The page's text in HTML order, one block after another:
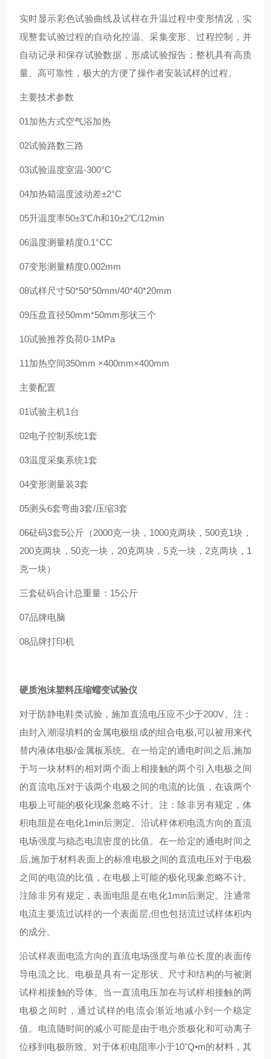
实时显示彩色试验曲线及试样在升温过程中变形情况，实
现整套试验过程的自动化控温、采集变形、过程控制，并
自动记录和保存试验数据，形成试验报告；整机具有高质
量、高可靠性，极大的方便了操作者安装试样的过程。
主要技术参数
01加热方式空气浴加热
02试验路数三路
03试验温度室温-300°C
04加热箱温度波动差±2°C
05升温度率50±3℃/h和10±2℃/12min
06温度测量精度0.1°CC
07变形测量精度0.002mm
08试样尺寸50*50*50mm/40*40*20mm
09压盘直径50mm*50mm形状三个
10试验推荐负荷0-1MPa
11加热空间350mm ×400mm×400mm
主要配置
01试验主机1台
02电子控制系统1套
03温度采集系统1套
04变形测量装3套
05测头6套弯曲3套/压缩3套
06砝码3套5公斤（2000克一块，1000克两块，500克1块，
200克两块，50克一块，20克两块，5克一块，2克两块，1
克一块）
三套砝码合计总重量：15公斤
07品牌电脑
08品牌打印机
硬质泡沫塑料压缩蠕变试验仪
对于防静电鞋类试验，施加直流电压应不少于200V。注：
由封入潮湿填料的金属电极组成的组合电极,可以被用来代
替内液体电极/金属板系统。在一给定的通电时间之后,施加
于与一块材料的相对两个面上相接触的两个引入电极之间
的直流电压对于该两个电极之间的电流的比值，在该两个
电极上可能的极化现象忽略不计。注：除非另有规定，体
积电阻是在电化1min后测定。沿试样体积电流方向的直流
电场强度与稳态电流密度的比值。在一给定的通电时间之
后,施加于材料表面上的标准电极之间的直流电压对于电极
之间的电流的比值，在电极上可能的极化现象忽略不计。
注除非另有规定，表面电阻是在电化1min后测定。注通常
电流主要流过试样的一个表面层,但也包括流过试样体积内
的成分。
沿试样表面电流方向的直流电场强度与单位长度的表面传
导电流之比。电极是具有一定形状、尺寸和结构的与被测
试样相接触的导体。当一直流电压加在与试样相接触的两
电极之间时，通过试样的电流会渐近地减小到一个稳定
值。电流随时间的减小可能是由于电介质极化和可动离子
位移到电极所致。对于体积电阻率小于10"Q•m的材料，其